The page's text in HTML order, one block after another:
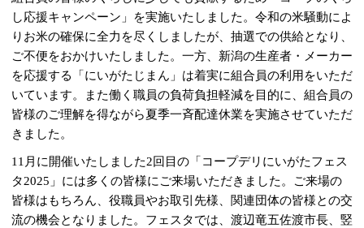
し応援キャンペーン」を実施いたしました。令和の米騒動によ
りお米の確保に全力を尽くしましたが、抽選での供給となり、
ご不便をおかけいたしました。一方、新潟の生産者・メーカー
を応援する「にいがたじまん」は着実に組合員の利用をいただ
いています。また働く職員の負荷負担軽減を目的に、組合員の
皆様のご理解を得ながら夏季一斉配達休業を実施させていただ
きました。
11月に開催いたしました2回目の「コープデリにいがたフェス
タ2025」には多くの皆様にご来場いただきました。ご来場の
皆様はもちろん、役職員やお取引先様、関連団体の皆様との交
流の機会となりました。フェスタでは、渡辺竜五佐渡市長、竪